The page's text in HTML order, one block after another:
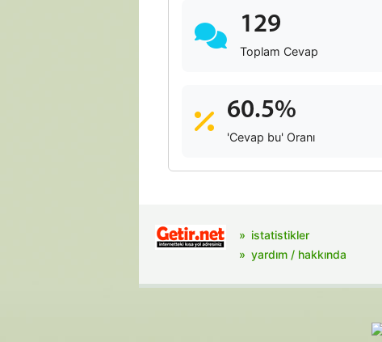
129
Toplam Cevap
60.5%
'Cevap bu' Oranı
istatistikler
yardım / hakkında